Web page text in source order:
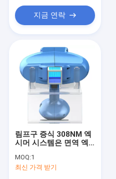
레이저 모발 재생 장치
308NM 엑시머 시스템
지금 연락
림프구 증식 308NM 엑
시머 시스템은 면역 엑
니다
MOQ:1
최신 가격 받기